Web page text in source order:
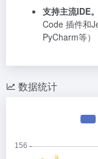
支持主流IDE。
Code 插件和
PyCharm等）
数据统计